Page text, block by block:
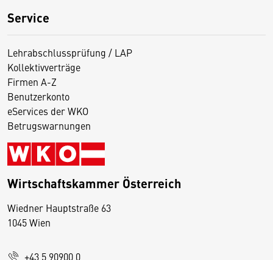
Service
Lehrabschlussprüfung / LAP
Kollektivverträge
Firmen A-Z
Benutzerkonto
eServices der WKO
Betrugswarnungen
Wirtschaftskammer Österreich
Wiedner Hauptstraße 63
1045 Wien
+43 5 90900 0
D